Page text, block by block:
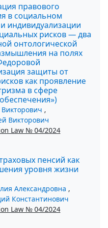
правового
в социальном
индивидуализации
рисков — два
онтологической
на полях
защиты от
как проявление
в сфере
,
Викторович
Law № 04/2024
пенсий как
уровня жизни
Александровна ,
Константинович
Law № 04/2024